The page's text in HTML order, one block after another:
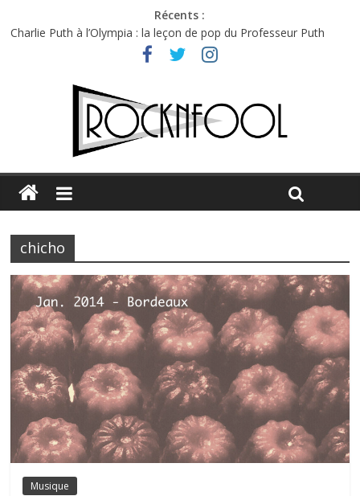
Récents :
Charlie Puth à l’Olympia : la leçon de pop du Professeur Puth
Festival Triptyque : un nouveau festival de musique indépendant
Hellfest 2026 vendredi : température et émotions en hausse
Hellfest 2026 jeudi : impossible de choisir entre chaleur et bonne
Première édition du Midgard Festival : entre bière, métal et
chicho
Musique